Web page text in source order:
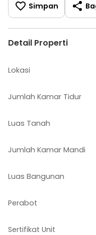
Simpan
Detail Properti
Lokasi
Jumlah Kamar Tidur
Luas Tanah
Jumlah Kamar Mandi
Luas Bangunan
Perabot
Sertifikat Unit